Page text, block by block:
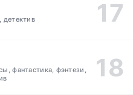
детектив
фантастика, фэнтези,